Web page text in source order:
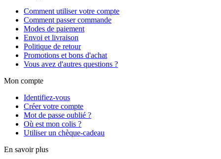
Comment utiliser votre compte
Comment passer commande
Modes de paiement
Envoi et livraison
Politique de retour
Promotions et bons d'achat
Vous avez d'autres questions ?
Mon compte
Identifiez-vous
Créer votre compte
Mot de passe oublié ?
Où est mon colis ?
Utiliser un chèque-cadeau
En savoir plus